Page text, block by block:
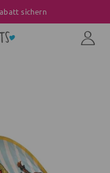
sichern